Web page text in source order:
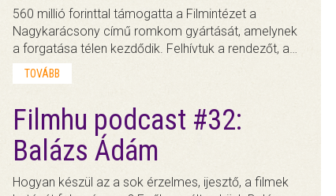
560 millió forinttal támogatta a Filmintézet a
Nagykarácsony című romkom gyártását, amelynek
a forgatása télen kezdődik. Felhívtuk a rendezőt, a…
TOVÁBB
Filmhu podcast #32:
Balázs Ádám
Hogyan készül az a sok érzelmes, ijesztő, a filmek